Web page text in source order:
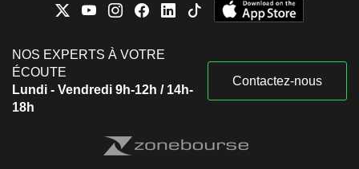
NOS EXPERTS À VOTRE
ÉCOUTE
Lundi - Vendredi 9h-12h / 14h-
18h
Contactez-nous